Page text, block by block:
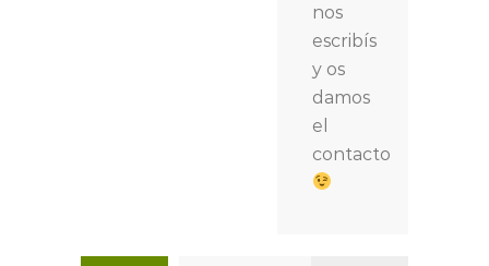
nos
escribís
y os
damos
el
contacto